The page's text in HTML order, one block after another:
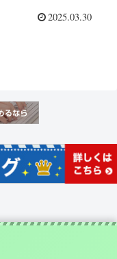
2025.03.30